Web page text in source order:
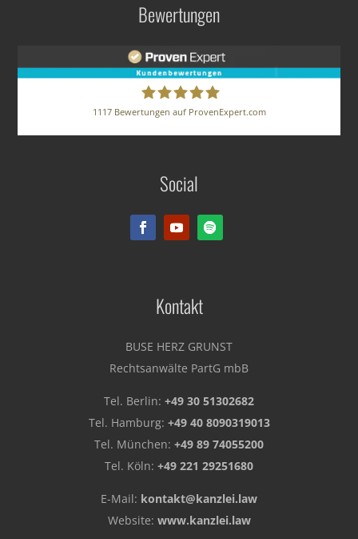
Bewertungen
BUSE HERZ GRUNST
Rechtsanwälte PartG mbB
1117Bewertungen auf ProvenExpert.com
Social
Kontakt
BUSE HERZ GRUNST
Rechtsanwälte PartG mbB
Tel. Berlin: +49 30 51302682
Tel. Hamburg: +49 40 8090319013
Tel. München: +49 89 74055200
Tel. Köln: +49 221 29251680
E-Mail: kontakt@kanzlei.law
Website: www.kanzlei.law